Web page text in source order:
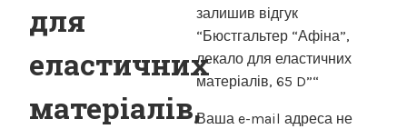
для
еластичних
матеріалів,
залишив відгук
“Бюстгальтер “Афіна”,
лекало для еластичних
матеріалів, 65 D”“
Ваша e-mail адреса не